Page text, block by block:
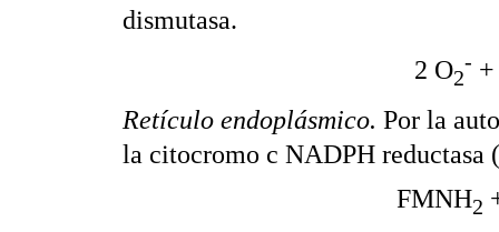
dismutasa.
2 O2
-
Retículo endoplásmico. Por la
la citocromo c NADPH reductasa
FMNH2